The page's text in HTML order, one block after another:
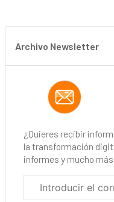
Archivo Newsletter
¿Quieres recibir
la transformación
informes y mucho
electrónico